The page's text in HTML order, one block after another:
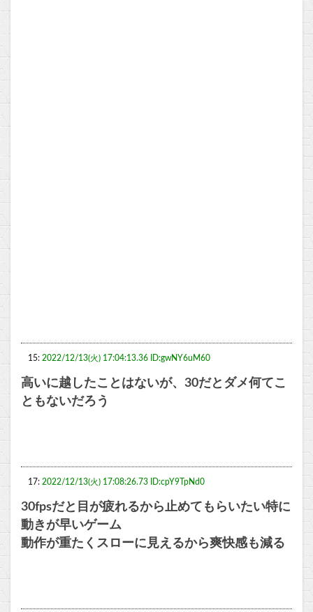
15: 2022/12/13(火) 17:04:13.36 ID:gwNY6uM60
高いに越したことはないが、30だとダメ何てこ
ともないだろう
17: 2022/12/13(火) 17:08:26.73 ID:cpY9TpNd0
30fpsだと目が疲れるから止めてもらいたい特に
動きが早いゲーム
動作が重たくスローに見えるから爽快感も減る